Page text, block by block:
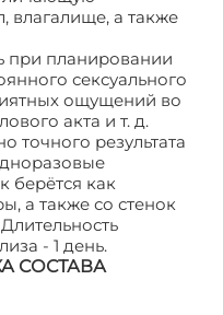
влагалище, а также
при планировании
сексуального
ощущений во
акта и т. д.
точного результата
берётся как
а также со стенок
- 1 день.
СОСТАВА